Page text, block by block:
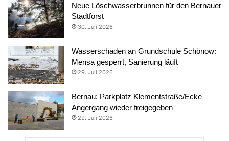
Neue Löschwasserbrunnen für den Bernauer
Stadtforst
30. Juli 2026
Wasserschaden an Grundschule Schönow:
Mensa gesperrt, Sanierung läuft
29. Juli 2026
Bernau: Parkplatz Klementstraße/Ecke
Angergang wieder freigegeben
29. Juli 2026